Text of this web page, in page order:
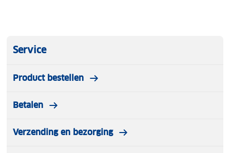
Service
Product bestellen
Betalen
Verzending en bezorging